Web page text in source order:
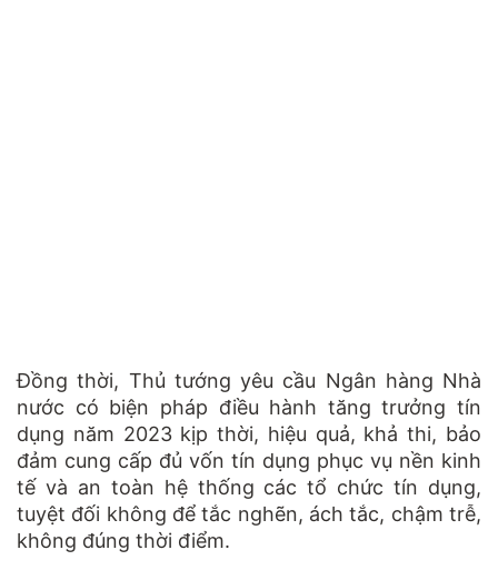
Đồng thời, Thủ tướng yêu cầu Ngân hàng Nhà
nước có biện pháp điều hành tăng trưởng tín
dụng năm 2023 kịp thời, hiệu quả, khả thi, bảo
đảm cung cấp đủ vốn tín dụng phục vụ nền kinh
tế và an toàn hệ thống các tổ chức tín dụng,
tuyệt đối không để tắc nghẽn, ách tắc, chậm trễ,
không đúng thời điểm.